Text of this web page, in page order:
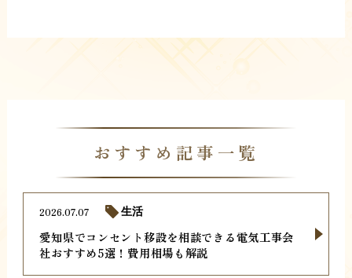
おすすめ記事一覧
愛知県でコンセント移設を相談できる電気工事会
社おすすめ5選！費用相場も解説
2026.07.07 生活